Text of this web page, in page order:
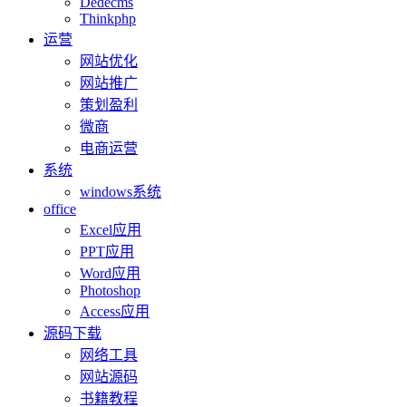
Thinkphp
运营
网站优化
网站推广
策划盈利
微商
电商运营
系统
windows系统
office
Excel应用
PPT应用
Word应用
Photoshop
Access应用
源码下载
网络工具
网站源码
书籍教程